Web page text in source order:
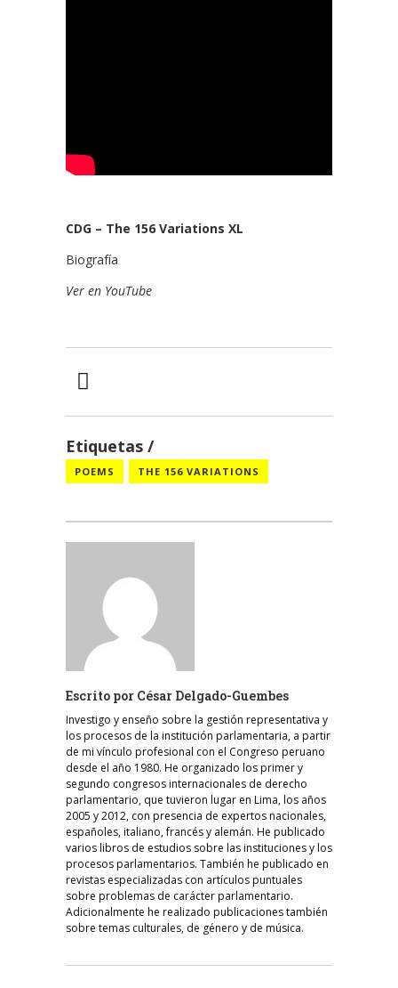
CDG – The 156 Variations XL
Biografía
Ver en YouTube
Etiquetas
POEMS THE 156 VARIATIONS
Escrito por César Delgado-Guembes
Investigo y enseño sobre la gestión representativa y
los procesos de la institución parlamentaria, a partir
de mi vínculo profesional con el Congreso peruano
desde el año 1980. He organizado los primer y
segundo congresos internacionales de derecho
parlamentario, que tuvieron lugar en Lima, los años
2005 y 2012, con presencia de expertos nacionales,
españoles, italiano, francés y alemán. He publicado
varios libros de estudios sobre las instituciones y los
procesos parlamentarios. También he publicado en
revistas especializadas con artículos puntuales
sobre problemas de carácter parlamentario.
Adicionalmente he realizado publicaciones también
sobre temas culturales, de género y de música.